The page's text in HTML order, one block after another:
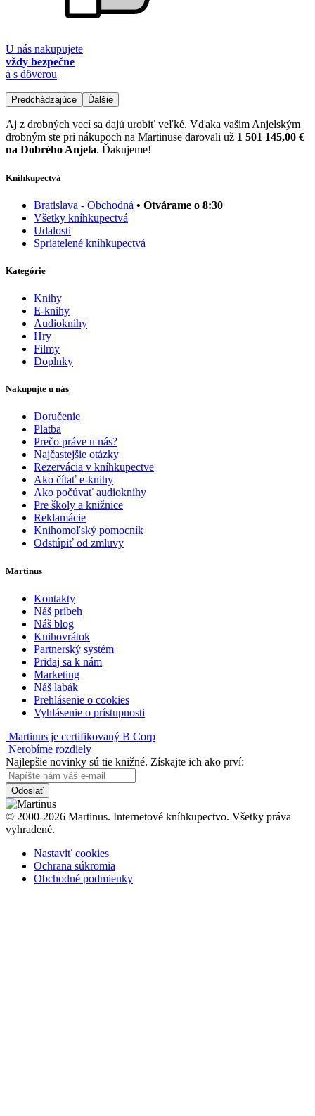
U nás nakupujete
vždy bezpečne
a s dôverou
Predchádzajúce Ďalšie
Aj z drobných vecí sa dajú urobiť veľké. Vďaka vašim Anjelským
drobným ste pri nákupoch na Martinuse darovali už 1 501 145,00 €
na Dobrého Anjela. Ďakujeme!
Kníhkupectvá
Bratislava - Obchodná • Otvárame o 8:30
Všetky kníhkupectvá
Udalosti
Spriatelené kníhkupectvá
Kategórie
Knihy
E-knihy
Audioknihy
Hry
Filmy
Doplnky
Nakupujte u nás
Doručenie
Platba
Prečo práve u nás?
Najčastejšie otázky
Rezervácia v kníhkupectve
Ako čítať e-knihy
Ako počúvať audioknihy
Pre školy a knižnice
Reklamácie
Knihomoľský pomocník
Odstúpiť od zmluvy
Martinus
Kontakty
Náš príbeh
Náš blog
Knihovrátok
Partnerský systém
Pridaj sa k nám
Marketing
Náš labák
Prehlásenie o cookies
Vyhlásenie o prístupnosti
Martinus je certifikovaný B Corp
Nerobíme rozdiely
Najlepšie novinky sú tie knižné. Získajte ich ako prví:
Odoslať
© 2000-2026 Martinus. Internetové kníhkupectvo. Všetky práva
vyhradené.
Nastaviť cookies
Ochrana súkromia
Obchodné podmienky